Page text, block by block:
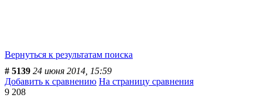
Вернуться к результатам поиска
# 5139 24 июня 2014, 15:59
Добавить к сравнению На страницу сравнения
9 208